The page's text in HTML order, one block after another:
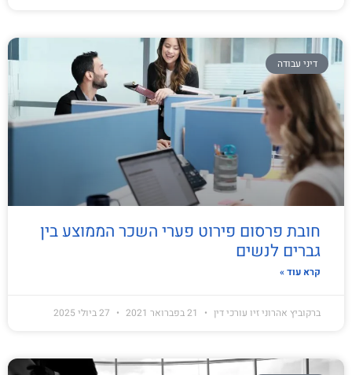
דיני עבודה
חובת פרסום פירוט פערי השכר הממוצע בין
גברים לנשים
קרא עוד »
ברקוביץ אהרוני זיו עורכי דין